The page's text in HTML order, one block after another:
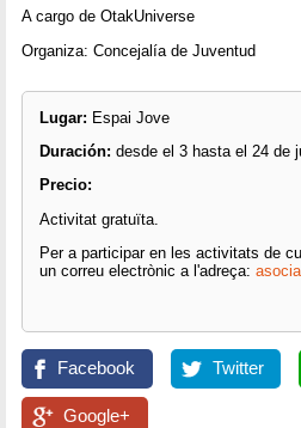
A cargo de OtakUniverse
Organiza: Concejalía de Juventud
Lugar: Espai Jove
Duración: desde el 3 hasta el 24 de
Precio:
Activitat gratuïta.
Per a participar en les activitats de
un correu electrònic a l'adreça:
Facebook Twitter
Google+